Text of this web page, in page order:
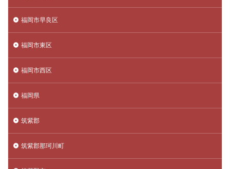
福岡市早良区
福岡市東区
福岡市西区
福岡県
筑紫郡
筑紫郡那珂川町